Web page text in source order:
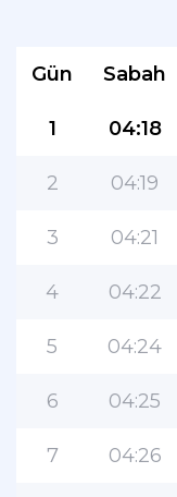
Gün Sabah
1 04:18
2 04:19
3 04:21
4 04:22
5 04:24
6 04:25
7 04:26
uygulama!
Kullanımı
tarzı İslami